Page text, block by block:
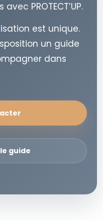
PROTECT’UP.
est unique.
un guide
dans
guide